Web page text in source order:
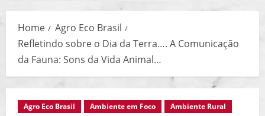
Home
Agro Eco Brasil
Refletindo sobre o Dia da Terra…. A Comunicação
da Fauna: Sons da Vida Animal…
Agro Eco Brasil Ambiente em Foco
Ambiente Rural